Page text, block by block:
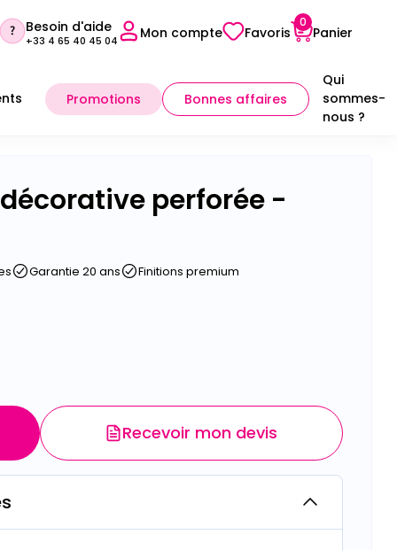
Sélectionner mon point conseil
Besoin d'aide
+33 4 65 40 45 04 Mon compte Favoris
0
Panier
Promotions Bonnes affaires
Qui
sommes-
nous ?
perforée -
Garantie 20 ans Finitions premium
Recevoir mon devis